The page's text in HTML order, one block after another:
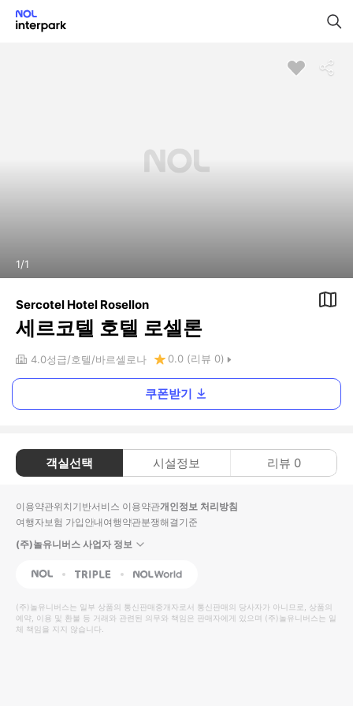
1/1
Sercotel Hotel Rosellon
세르코텔 호텔 로셀론
4.0성급 호텔 바르셀로나 0.0 (리뷰 0)
쿠폰받기
객실선택 시설정보 리뷰 0
이용약관위치기반서비스 이용약관개인정보 처리방침
여행자보험 가입안내여행약관분쟁해결기준
(주)놀유니버스 사업자 정보
NOL Triple Interpark Global
(주)놀유니버스는 일부 상품의 통신판매중개자로서 통신판매의 당사자가 아니므로, 상품의
예약, 이용 및 환불 등 거래와 관련된 의무와 책임은 판매자에게 있으며 (주)놀유니버스는 일
체 책임을 지지 않습니다.